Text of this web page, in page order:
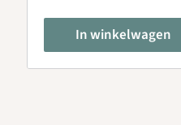
In winkelwagen